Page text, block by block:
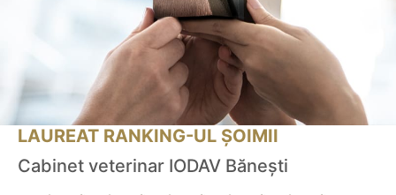
LAUREAT RANKING-UL ȘOIMII
Cabinet veterinar IODAV Bănești